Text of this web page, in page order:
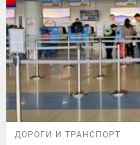
ДОРОГИ И ТРАНСПОРТ